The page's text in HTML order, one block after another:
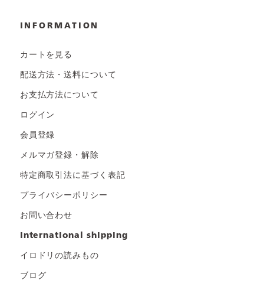
INFORMATION
カートを見る
配送方法・送料について
お支払方法について
ログイン
会員登録
メルマガ登録・解除
特定商取引法に基づく表記
プライバシーポリシー
お問い合わせ
international shipping
イロドリの読みもの
ブログ